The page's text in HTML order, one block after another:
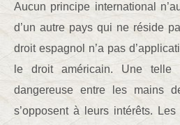
Aucun principe international
d’un autre pays qui ne réside
droit espagnol n’a pas
le droit américain. Une telle
dangereuse entre les mains
s’opposent à leurs intérêts.